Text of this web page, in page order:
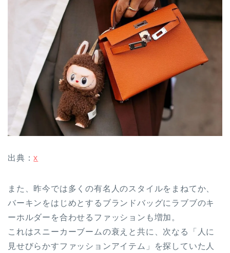
出典：x
また、昨今では多くの有名人のスタイルをまねてか、
バーキンをはじめとするブランドバッグにラブブのキ
ーホルダーを合わせるファッションも増加。
これはスニーカーブームの衰えと共に、次なる「人に
見せびらかすファッションアイテム」を探していた人